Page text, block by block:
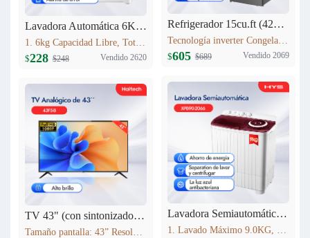
Lavadora Automática 6KG XQB60-1188
1. 6kg Capacidad Libre, Totalmente automático 6kg 2. 8 procesos inteligentes 3. Cerradura de niño 4. Alarma de error 5. Peso neto: 23kg 6. Dimensiones del producto:525mm*520mm*865mm
$228 $248 Vendido 2620
TV 43" (con sintonizador analógico) Haitech 43F5-B
Refrigerador 15cu.ft (420L) Inverter HRF-AM54
Tecnología inverter Congelación: 95L Refrigeración: 325L Dimensión: W710 x D685 x H1780(mm) Peso neto/bruto: 69 KG/76 KG
$605 $689 Vendido 2069
Lavadora Semiautomática HYS 9KG XPB90-2066